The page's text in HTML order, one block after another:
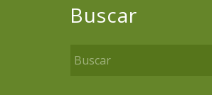
Buscar